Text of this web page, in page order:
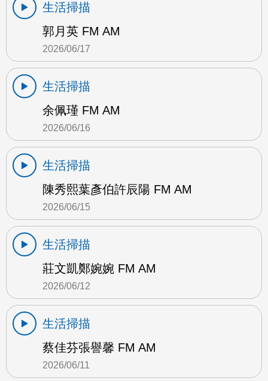
生活掃描
郭月英 FM AM
2026/06/17
生活掃描
余佩瑾 FM AM
2026/06/16
生活掃描
陳秀熙葉彥伯許辰陽 FM AM
2026/06/15
生活掃描
莊文凱鄭婉婉 FM AM
2026/06/12
生活掃描
蔡佳芬張譽馨 FM AM
2026/06/11